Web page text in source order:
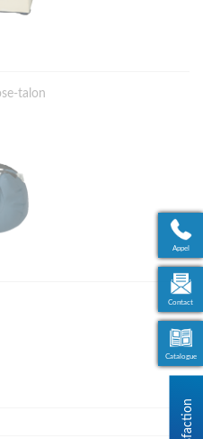
talon
Appel
Contact
Catalogue